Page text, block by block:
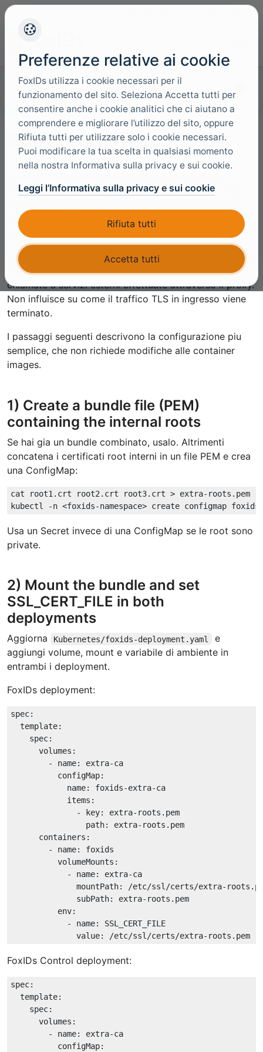
Cerca nella documentazione
Kubernetes internal CA
traffico in uscita viene instradato attraverso un proxy
root CA, i container FoxIDs devono considerare
affidabile quella root CA.
Questa configurazione si applica solo al traffico HTTPS
in uscita dai pod FoxIDs e FoxIDs Control, ad esempio
chiamate a servizi esterni effettuate attraverso il proxy.
Non influisce su come il traffico TLS in ingresso viene
terminato.
I passaggi seguenti descrivono la configurazione piu
semplice, che non richiede modifiche alle container
images.
1) Create a bundle file (PEM)
containing the internal roots
Se hai gia un bundle combinato, usalo. Altrimenti
concatena i certificati root interni in un file PEM e crea
una ConfigMap:
cat root1.crt root2.crt root3.crt > extra-roots.pem
Usa un Secret invece di una ConfigMap se le root sono
private.
2) Mount the bundle and set
SSL_CERT_FILE in both
deployments
Aggiorna Kubernetes/foxids-deployment.yaml
e
aggiungi volume, mount e variabile di ambiente in
entrambi i deployment.
FoxIDs deployment:
spec:
template:
spec:
volumes:
-
name:
extra-ca
configMap:
name:
foxids-extra-ca
items:
-
key:
extra-roots.pem
path:
extra-roots.pem
containers:
-
name:
foxids
volumeMounts:
-
name:
extra-ca
mountPath:
/etc/ssl/certs/extra-
subPath:
extra-roots.pem
env:
-
name:
SSL_CERT_FILE
value:
/etc/ssl/certs/extra-roots.pem
FoxIDs Control deployment:
spec:
template:
spec:
volumes:
-
name:
extra-ca
configMap:
Preferenze relative ai cookie
FoxIDs utilizza i cookie necessari per il
funzionamento del sito. Seleziona Accetta tutti per
consentire anche i cookie analitici che ci aiutano a
comprendere e migliorare l’utilizzo del sito, oppure
Rifiuta tutti per utilizzare solo i cookie necessari.
Puoi modificare la tua scelta in qualsiasi momento
nella nostra Informativa sulla privacy e sui cookie.
Leggi l’Informativa sulla privacy e sui cookie
Rifiuta tutti
Accetta tutti